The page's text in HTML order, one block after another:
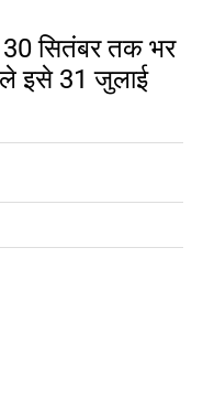
सितंबर तक भर
इसे 31 जुलाई